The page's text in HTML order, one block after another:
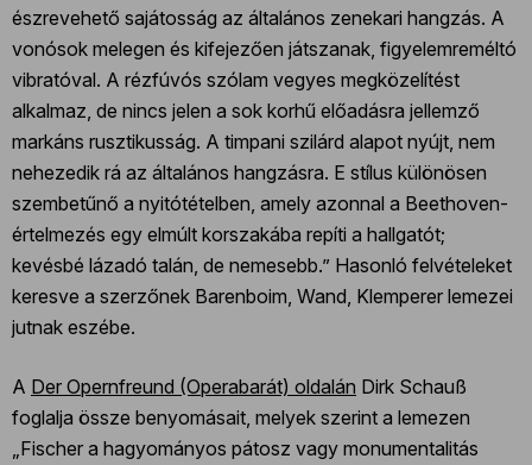
észrevehető sajátosság az általános zenekari hangzás. A
vonósok melegen és kifejezően játszanak, figyelemreméltó
vibratóval. A rézfúvós szólam vegyes megközelítést
alkalmaz, de nincs jelen a sok korhű előadásra jellemző
markáns rusztikusság. A timpani szilárd alapot nyújt, nem
nehezedik rá az általános hangzásra. E stílus különösen
szembetűnő a nyitótételben, amely azonnal a Beethoven-
értelmezés egy elmúlt korszakába repíti a hallgatót;
kevésbé lázadó talán, de nemesebb.” Hasonló felvételeket
keresve a szerzőnek Barenboim, Wand, Klemperer lemezei
jutnak eszébe.
A Der Opernfreund (Operabarát) oldalán Dirk Schauß
foglalja össze benyomásait, melyek szerint a lemezen
„Fischer a hagyományos pátosz vagy monumentalitás